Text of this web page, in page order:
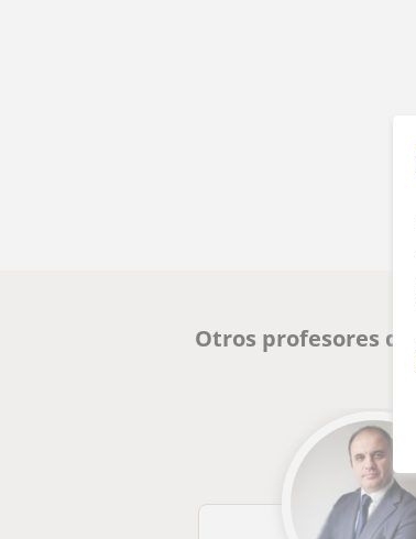
Otros profesores